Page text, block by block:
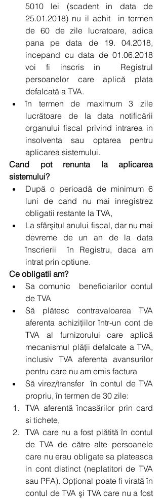
5010 lei (scadent in data de
25.01.2018) nu il achit  in termen
de 60 de zile lucratoare, adica
pana pe data de 19. 04.2018,
incepand cu data de 01.06.2018
voi fi inscris in  Registrul
persoanelor care aplică plata
defalcată a TVA.
în termen de maximum 3 zile
lucrătoare de la data notificării
organului fiscal privind intrarea in
insolventa sau optarea pentru
aplicarea sistemului.
Cand pot renunta la aplicarea
sistemului?
După o perioadă de minimum 6
luni de cand nu mai inregistrez
obligatii restante la TVA,
La sfârşitul anului fiscal, dar nu mai
devreme de un an de la data
înscrierii  în Registru, daca am
intrat prin optiune.
Ce obligatii am?
Sa comunic  beneficiarilor contul
de TVA
Să plătesc contravaloarea TVA
aferenta achiziţiilor într-un cont de
TVA al furnizorului care aplică
mecanismul plăţii defalcate a TVA,
inclusiv TVA aferenta avansurilor
pentru care nu am emis factura
Să virez/transfer  în contul de TVA
propriu, în termen de 30 zile:
TVA aferentă încasărilor prin card
si tichete,
TVA care nu a fost plătită în contul
de TVA de către alte persoanele
care nu erau obligate sa plateasca
in cont distinct (neplatitori de TVA
sau PFA). Opţional poate fi virată în
contul de TVA şi TVA care nu a fost